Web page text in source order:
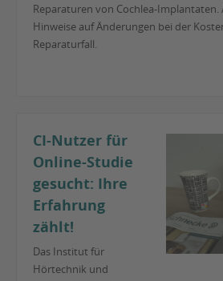
Reparaturen von Cochlea-Implantaten.
Hinweise auf Änderungen bei der
Reparaturfall.
CI-Nutzer für
Online-Studie
gesucht: Ihre
Erfahrung
zählt!
Das Institut für
Hörtechnik und